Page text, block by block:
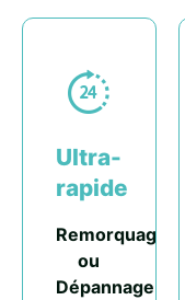
Ultra-
rapide
Remorquage
ou
Dépannage